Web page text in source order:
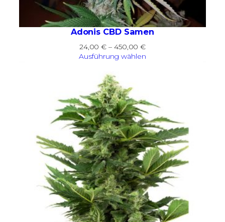
Adonis CBD Samen
24,00€ – 450,00€Preisspanne:
24,00 €
Ausführung wählen